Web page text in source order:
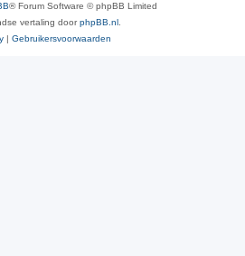
® Forum Software © phpBB Limited
vertaling doorphpBB.nl.
| Gebruikersvoorwaarden